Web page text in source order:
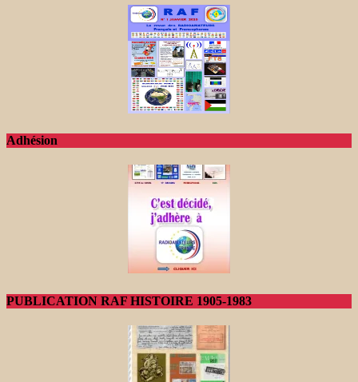
Adhésion
PUBLICATION RAF HISTOIRE 1905-1983